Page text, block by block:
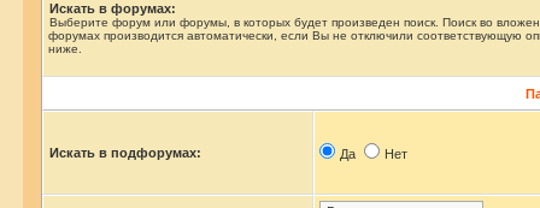
Искать в форумах:
Выберите форум или форумы, в которых будет произведен поиск. Поиск во
форумах производится автоматически, если Вы не отключили соответствующую
ниже.
Искать в подфорумах: Да Нет